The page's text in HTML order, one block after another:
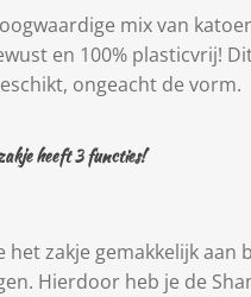
mix van
en 100% plasticvrij!
ongeacht de vorm.
heeft 3 functies!
het zakje gemakkelijk aan
Hierdoor heb je de